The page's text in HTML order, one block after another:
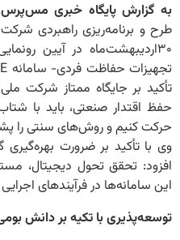
به گزارش پایگاه خبری مس‌پرس
طرح و برنامه‌ریزی راهبردی
۳۰اردیبهشت‌ماه در آیین
تأکید بر جایگاه ممتاز
حفظ اقتدار صنعتی، باید با
حرکت کنیم و روش‌های سنتی را
وی با تأکید بر ضرورت بهره‌گیری
افزود: تحقق تحول دیجیتال،
این سامانه‌ها در فرآیندهای
توسعه‌پذیری با تکیه بر دانش